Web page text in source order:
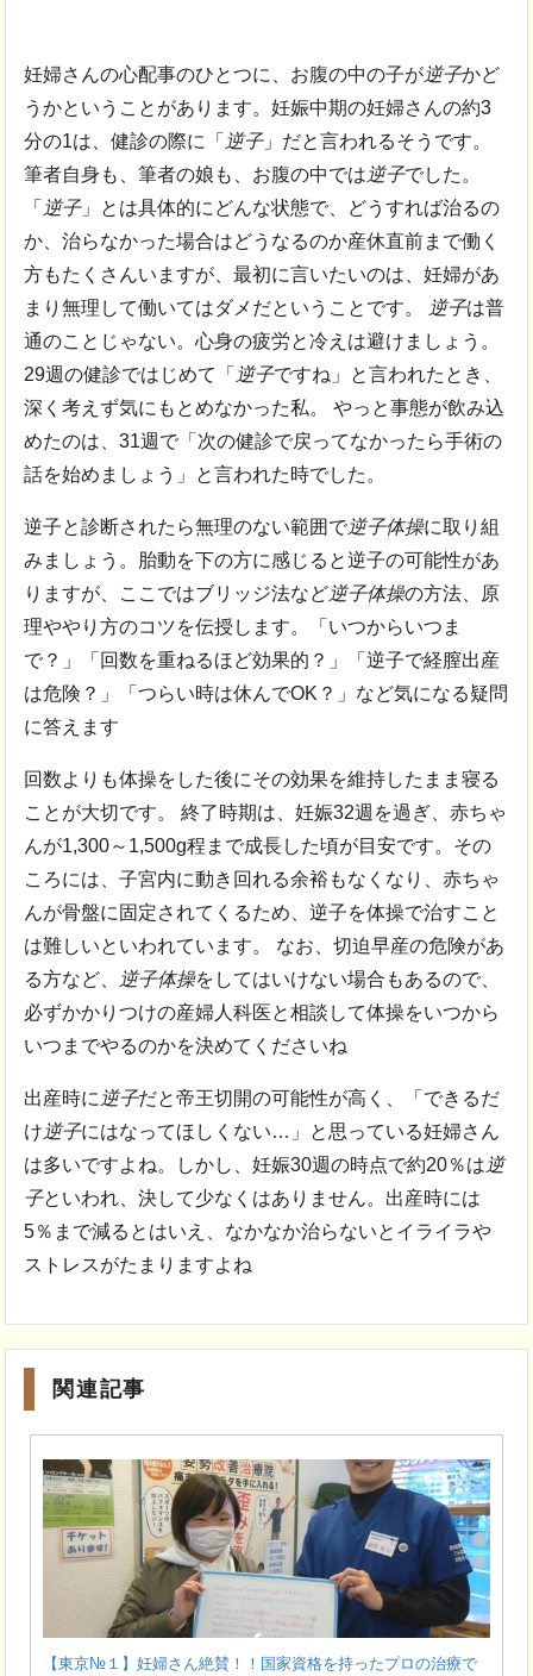
妊婦さんの心配事のひとつに、お腹の中の子が逆子かど
うかということがあります。妊娠中期の妊婦さんの約3
分の1は、健診の際に「 逆子」だと言われるそうです。
筆者自身も、筆者の娘も、お腹の中では逆子でした。
「 逆子」とは具体的にどんな状態で、どうすれば治るの
か、治らなかった場合はどうなるのか産休直前まで働く
方もたくさんいますが、最初に言いたいのは、妊婦があ
まり無理して働いてはダメだということです。 逆子は普
通のことじゃない。心身の疲労と冷えは避けましょう。
29週の健診ではじめて「 逆子ですね」と言われたとき、
深く考えず気にもとめなかった私。 やっと事態が飲み込
めたのは、31週で「次の健診で戻ってなかったら手術の
話を始めましょう」と言われた時でした。
逆子と診断されたら無理のない範囲で逆子体操に取り組
みましょう。胎動を下の方に感じると逆子の可能性があ
りますが、ここではブリッジ法など逆子体操の方法、原
理ややり方のコツを伝授します。「いつからいつま
で？」「回数を重ねるほど効果的？」「逆子で経膣出産
は危険？」「つらい時は休んでOK？」など気になる疑問
に答えます
回数よりも体操をした後にその効果を維持したまま寝る
ことが大切です。 終了時期は、妊娠32週を過ぎ、赤ちゃ
んが1,300～1,500g程まで成長した頃が目安です。その
ころには、子宮内に動き回れる余裕もなくなり、赤ちゃ
んが骨盤に固定されてくるため、逆子を体操で治すこと
は難しいといわれています。 なお、切迫早産の危険があ
る方など、 逆子体操をしてはいけない場合もあるので、
必ずかかりつけの産婦人科医と相談して体操をいつから
いつまでやるのかを決めてくださいね
出産時に逆子だと帝王切開の可能性が高く、「できるだ
け逆子にはなってほしくない…」 と思っている妊婦さん
は多いですよね。しかし、妊娠30週の時点で約20％は逆
子といわれ、決して少なくはありません。出産時には
5％まで減るとはいえ、なかなか治らないとイライラや
ストレスがたまりますよね
関連記事
【東京№１】妊婦さん絶賛！！国家資格を持ったプロの治療で